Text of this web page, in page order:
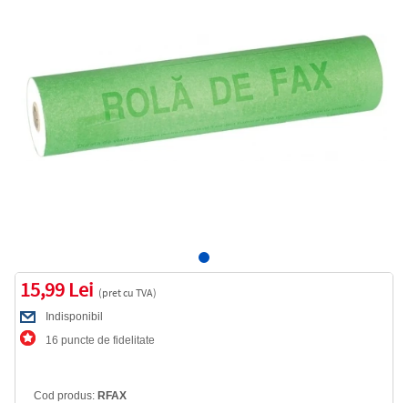
15,99 Lei (pret cu TVA)
Indisponibil
16 puncte de fidelitate
Cod produs: RFAX